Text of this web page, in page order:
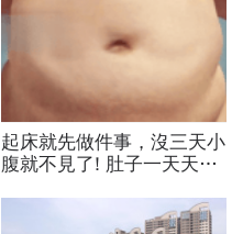
起床就先做件事，沒三天小
腹就不見了! 肚子一天天變